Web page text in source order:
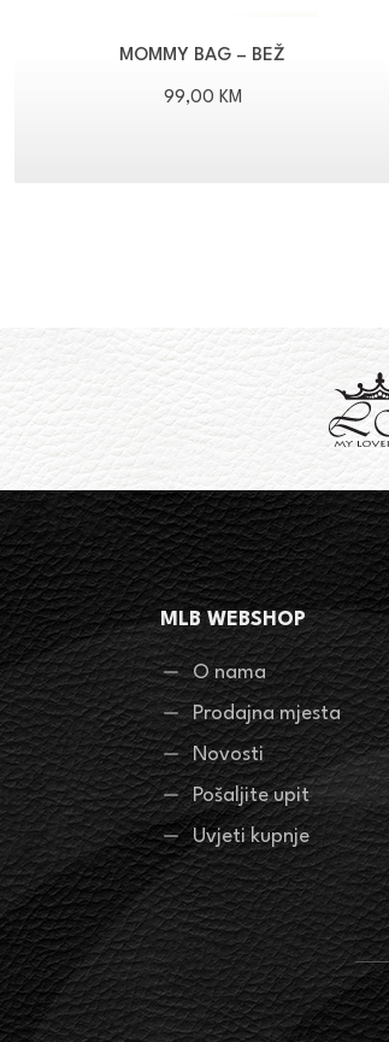
MOMMY BAG – BEŽ
99,00 KM
MLB WEBSHOP
O nama
Prodajna mjesta
Novosti
Pošaljite upit
Uvjeti kupnje